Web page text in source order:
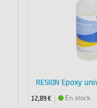
RESION Epoxy
12,89 €
En stock